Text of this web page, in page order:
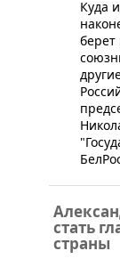
​Куда
стать
страны